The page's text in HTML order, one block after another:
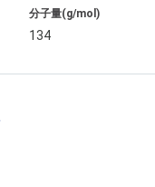
分子量(g/mol)
134